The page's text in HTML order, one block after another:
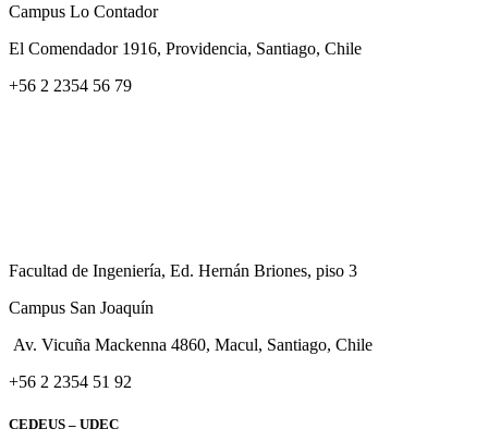
Campus Lo Contador
El Comendador 1916, Providencia, Santiago, Chile
+56 2 2354 56 79
Facultad de Ingeniería, Ed. Hernán Briones, piso 3
Campus San Joaquín
Av. Vicuña Mackenna 4860, Macul, Santiago, Chile
+56 2 2354 51 92
CEDEUS – UDEC